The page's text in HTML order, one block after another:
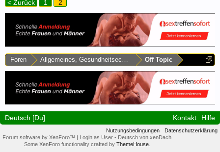
< Zurück
1 2
Foren Allgemeines, Gesundheitsecke & Umfragen
Off Topic
Deutsch [Du] Kontakt Hilfe
Nutzungsbedingungen
Datenschutzerklärung
Forum software by XenForo™ | Login as User - Deutsch von xenDach
Some XenForo functionality crafted by ThemeHouse.